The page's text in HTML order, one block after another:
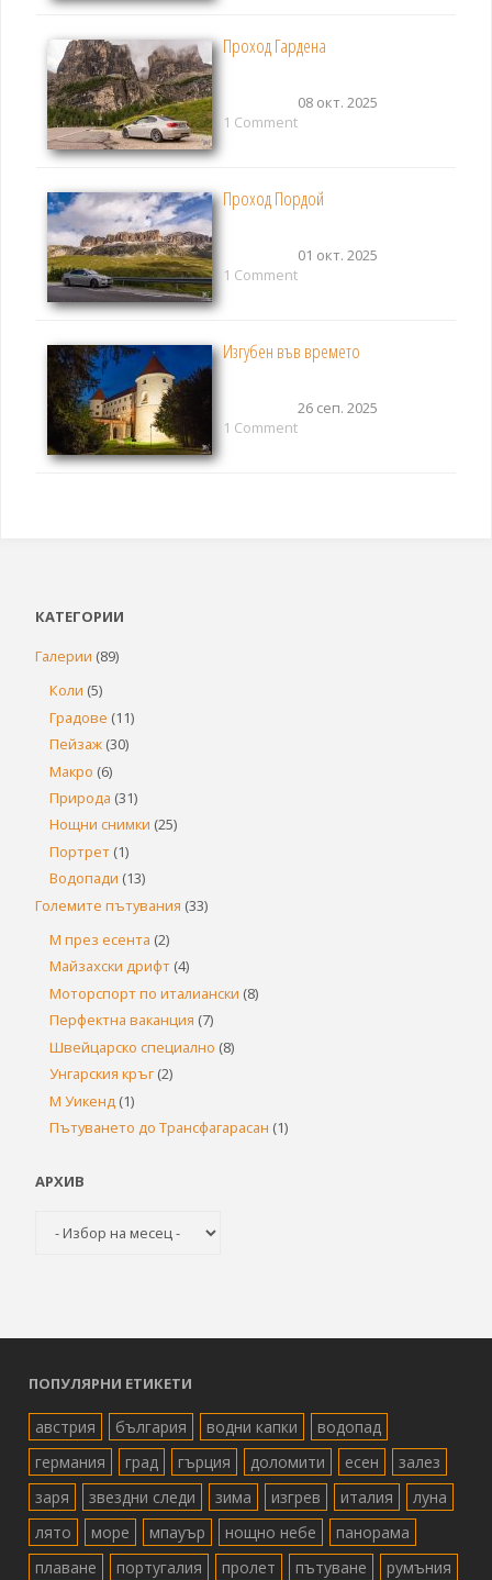
Проход Гардена
08 окт. 2025
1 Comment
Проход Пордой
01 окт. 2025
1 Comment
Изгубен във времето
26 сеп. 2025
1 Comment
КАТЕГОРИИ
Галерии (89)
Коли (5)
Градове (11)
Пейзаж (30)
Макро (6)
Природа (31)
Нощни снимки (25)
Портрет (1)
Водопади (13)
Големите пътувания (33)
М през есента (2)
Майзахски дрифт (4)
Моторспорт по италиански (8)
Перфектна ваканция (7)
Швейцарско специално (8)
Унгарския кръг (2)
М Уикенд (1)
Пътуването до Трансфагарасан (1)
АРХИВ
ПОПУЛЯРНИ ЕТИКЕТИ
австрия българия водни капки
водопад
германия
град гърция доломити есен
залез
заря
звездни следи зима изгрев италия
луна
лято
море мпауър нощно небе
панорама
плаване
португалия пролет пътуване
румъния